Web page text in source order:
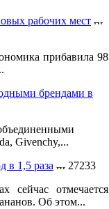
рабочих мест
прибавила 98
брендами в
Givenchy,...
в 1,5 раза
27233
сейчас отмечается
Об этом...